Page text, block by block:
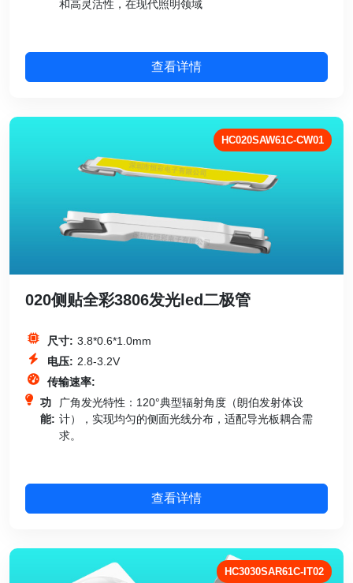
和高灵活性，在现代照明领域
查看详情
HC020SAW61C-CW01
020侧贴全彩3806发光led二极管
尺寸: 3.8*0.6*1.0mm
电压: 2.8-3.2V
传输速率:
功
能:
‌广角发光特性‌：120°典型辐射角度（朗伯发射体设
计），实现均匀的侧面光线分布，适配导光板耦合需
求。
查看详情
HC3030SAR61C-IT02